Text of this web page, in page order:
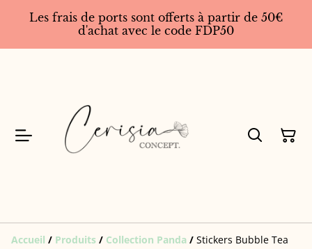
Les frais de ports sont offerts à partir de 50€
d'achat avec le code FDP50
Accueil / Produits / Collection Panda / Stickers Bubble Tea